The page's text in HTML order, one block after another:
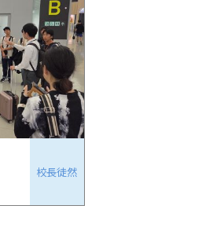
校長徒然